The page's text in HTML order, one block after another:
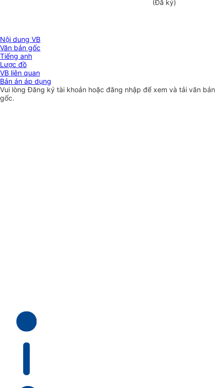
(Đã ký)
Nội dung VB
Văn bản gốc
Tiếng anh
Lược đồ
VB liên quan
Bản án áp dụng
Vui lòngĐăng ký tài khoản hoặc đăng nhập để xem và tải văn bản
gốc.